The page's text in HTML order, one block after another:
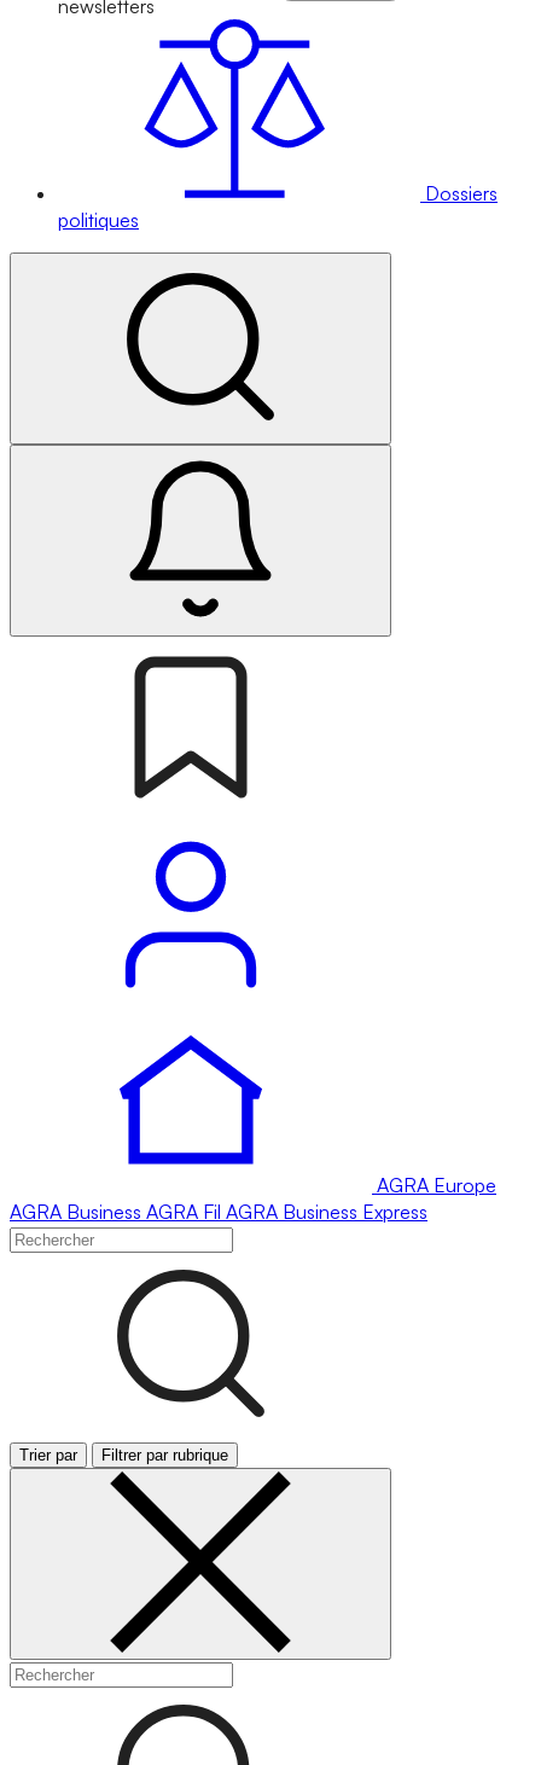
newsletters
Dossiers
politiques
AGRA Europe
AGRA Business AGRA Fil AGRA Business Express
Trier par Filtrer par rubrique